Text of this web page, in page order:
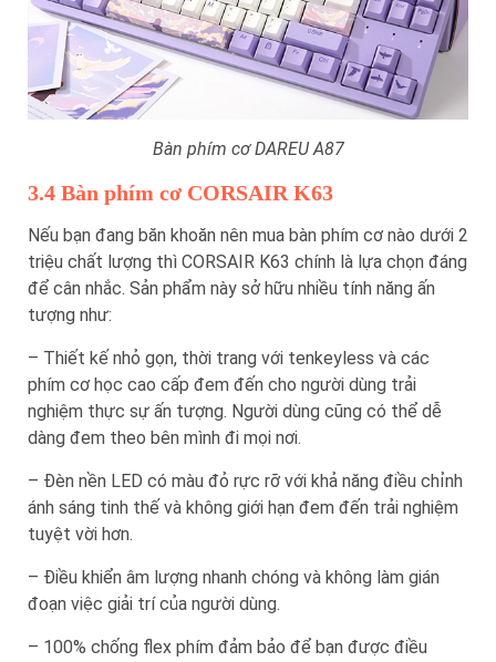
Bàn phím cơ DAREU A87
3.4 Bàn phím cơ CORSAIR K63
Nếu bạn đang băn khoăn nên mua bàn phím cơ nào dưới 2
triệu chất lượng thì CORSAIR K63 chính là lựa chọn đáng
để cân nhắc. Sản phẩm này sở hữu nhiều tính năng ấn
tượng như:
– Thiết kế nhỏ gọn, thời trang với tenkeyless và các
phím cơ học cao cấp đem đến cho người dùng trải
nghiệm thực sự ấn tượng. Người dùng cũng có thể dễ
dàng đem theo bên mình đi mọi nơi.
– Đèn nền LED có màu đỏ rực rỡ với khả năng điều chỉnh
ánh sáng tinh thế và không giới hạn đem đến trải nghiệm
tuyệt vời hơn.
– Điều khiển âm lượng nhanh chóng và không làm gián
đoạn việc giải trí của người dùng.
– 100% chống flex phím đảm bảo để bạn được điều